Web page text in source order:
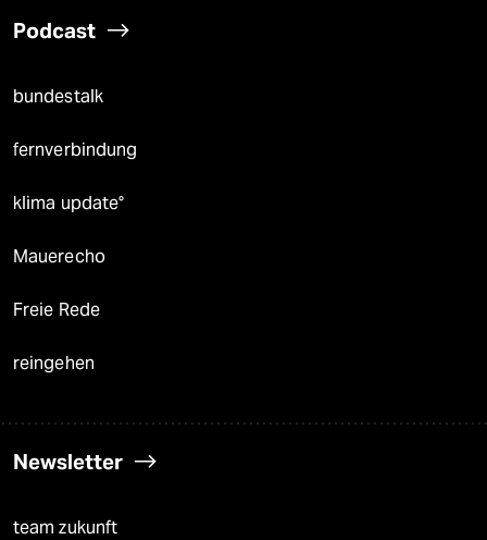
Podcast
bundestalk
fernverbindung
klima update°
Mauerecho
Freie Rede
reingehen
Newsletter
team zukunft